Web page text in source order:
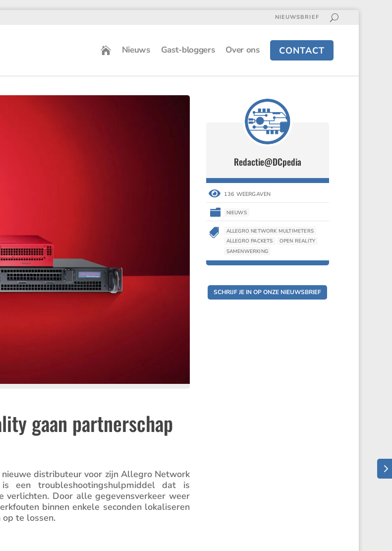
NIEUWSBRIEF
Nieuws Gast-bloggers Over ons CONTACT
gaan partnerschap
distri­bu­teur voor zijn Allegro Network
een trouble­shootings­hulp­middel dat is
Door alle gegevens­ver­keer weer
binnen enkele seconden lokali­seren
te lossen.
Redactie@DCpedia
 136 WEERGAVEN
 NIEUWS

ALLEGRO NETWORK MULTIMETERS
ALLEGRO PACKETS
OPEN REALITY
SAMENWERKING
SCHRIJF JE IN OP ONZE NIEUWSBRIEF
Redactie@DCpedia
 136 WEERGAVEN
 NIEUWS

ALLEGRO NETWORK MULTIMETERS
ALLEGRO PACKETS
OPEN REALITY
SAMENWERKING